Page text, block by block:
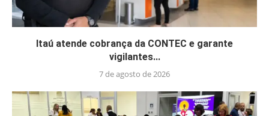
Itaú atende cobrança da CONTEC e garante
vigilantes...
7 de agosto de 2026